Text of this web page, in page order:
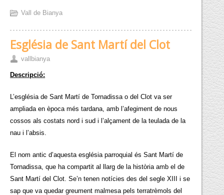
Vall de Bianya
Església de Sant Martí del Clot
vallbianya
Descripció:
L’església de Sant Martí de Tornadissa o del Clot va ser
ampliada en època més tardana, amb l’afegiment de nous
cossos als costats nord i sud i l’alçament de la teulada de la
nau i l’absis.
El nom antic d’aquesta església parroquial és Sant Martí de
Tornadissa, que ha compartit al llarg de la història amb el de
Sant Martí del Clot. Se’n tenen notícies des del segle XIII i se
sap que va quedar greument malmesa pels terratrèmols del